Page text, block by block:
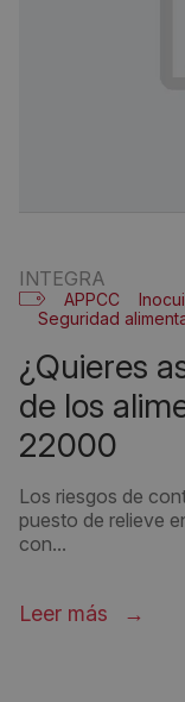
INTEGRA
APPCC
Seguridad
¿quieres asegurar la inocuidad
de los
22000
Los riesgos de
puesto de relieve
con...
Leer más